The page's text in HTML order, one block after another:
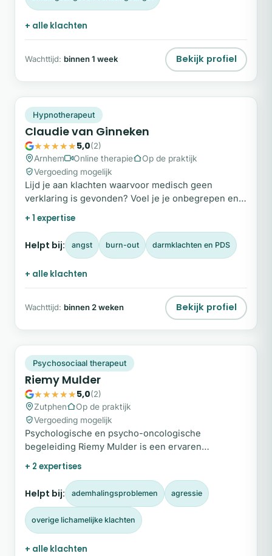
+ alle klachten
Wachttijd: binnen 1 week Bekijk profiel
Plek beschikbaar
Hypnotherapeut
Claudie van Ginneken
5,0(2)
Arnhem
Online therapie
Op de praktijk
Vergoeding mogelijk
Lijd je aan klachten waarvoor medisch geen
verklaring is gevonden? Voel je je onbegrepen en
loop je constant tegen een muur van onbegrip aan?
+ 1 expertise
Helpt bij: angst burn-out darmklachten en PDS
+ alle klachten
Wachttijd: binnen 2 weken Bekijk profiel
RM
Plek beschikbaar
Psychosociaal therapeut
Riemy Mulder
5,0(2)
Zutphen
Op de praktijk
Vergoeding mogelijk
Psychologische en psycho-oncologische
begeleiding Riemy Mulder is een ervaren
psychologisch en psycho-oncologisch therapeut
die zich met hart en ziel inzet voor…
+ 2 expertises
Helpt bij: ademhalingsproblemen agressie
overige lichamelijke klachten
+ alle klachten